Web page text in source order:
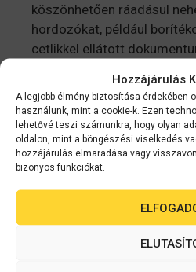
Hozzájárulás
A legjobb élmény biztosítása érdekében
használunk, mint a cookie-k. Ezen
lehetővé teszi számunkra, hogy olyan
oldalon, mint a böngészési viselkedés
hozzájárulás elmaradása vagy
bizonyos funkciókat.
köszönhetően ráadásul
hordozókat, például
cetlikkel ellátott
Kapcsolódó
termékek